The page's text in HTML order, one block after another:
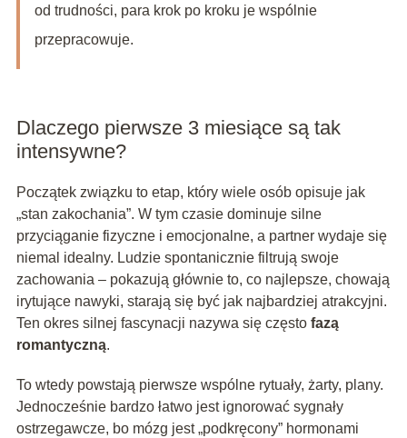
od trudności, para krok po kroku je wspólnie
przepracowuje.
Dlaczego pierwsze 3 miesiące są tak
intensywne?
Początek związku to etap, który wiele osób opisuje jak
„stan zakochania”. W tym czasie dominuje silne
przyciąganie fizyczne i emocjonalne, a partner wydaje się
niemal idealny. Ludzie spontanicznie filtrują swoje
zachowania – pokazują głównie to, co najlepsze, chowają
irytujące nawyki, starają się być jak najbardziej atrakcyjni.
Ten okres silnej fascynacji nazywa się często fazą
romantyczną.
To wtedy powstają pierwsze wspólne rytuały, żarty, plany.
Jednocześnie bardzo łatwo jest ignorować sygnały
ostrzegawcze, bo mózg jest „podkręcony” hormonami